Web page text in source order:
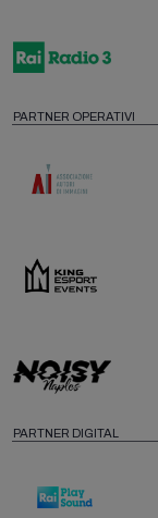
PARTNER OPERATIVI
PARTNER DIGITAL